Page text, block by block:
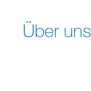
Über uns